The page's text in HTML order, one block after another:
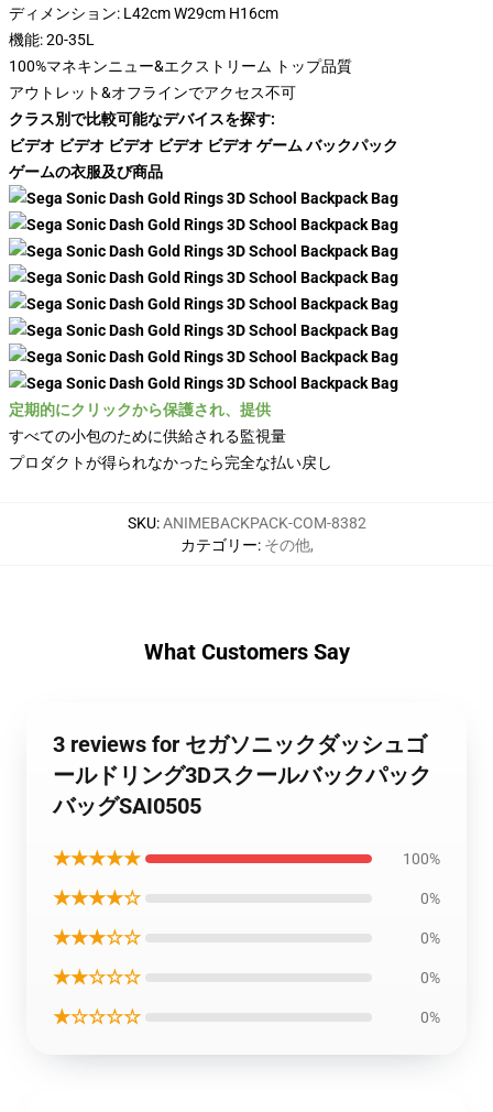
ディメンション: L42cm W29cm H16cm
機能: 20-35L
100%マネキンニュー&エクストリーム トップ品質
アウトレット&オフラインでアクセス不可
クラス別で比較可能なデバイスを探す:
ビデオ ビデオ ビデオ ビデオ ビデオ ゲーム バックパック
ゲームの衣服及び商品
定期的にクリックから保護され、提供
すべての小包のために供給される監視量
プロダクトが得られなかったら完全な払い戻し
SKU:ANIMEBACKPACK-COM-8382
カテゴリー: その他,
What Customers Say
3 reviews for セガソニックダッシュゴ
ールドリング3Dスクールバックパック
バッグSAI0505
★★★★★ 100%
★★★★☆ 0%
★★★☆☆ 0%
★★☆☆☆ 0%
★☆☆☆☆ 0%